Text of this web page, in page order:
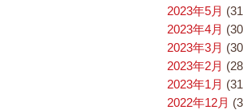
2023年5月
2023年4月
2023年3月
2023年2月
2023年1月
2022年12月